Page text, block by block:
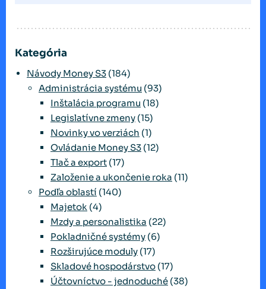
Kategória
Návody Money S3 (184)
Administrácia systému (93)
Inštalácia programu (18)
Legislatívne zmeny (15)
Novinky vo verziách (1)
Ovládanie Money S3 (12)
Tlač a export (17)
Založenie a ukončenie roka (11)
Podľa oblastí (140)
Majetok (4)
Mzdy a personalistika (22)
Pokladničné systémy (6)
Rozširujúce moduly (17)
Skladové hospodárstvo (17)
Účtovníctvo - jednoduché (38)